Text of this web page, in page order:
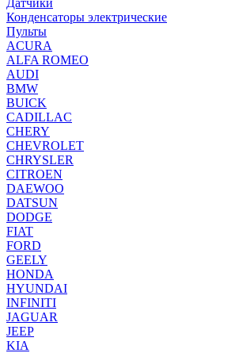
Датчики
Конденсаторы электрические
Пульты
ACURA
ALFA ROMEO
AUDI
BMW
BUICK
CADILLAC
CHERY
CHEVROLET
CHRYSLER
CITROEN
DAEWOO
DATSUN
DODGE
FIAT
FORD
GEELY
HONDA
HYUNDAI
INFINITI
JAGUAR
JEEP
KIA